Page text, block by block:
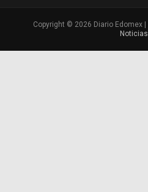
Copyright © 2026 Diario Edomex